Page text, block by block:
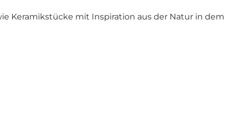
Keramikstücke mit Inspiration aus der Natur in dem